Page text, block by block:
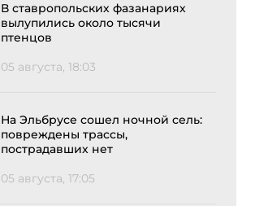
В ставропольских фазанариях
вылупились около тысячи
птенцов
05 августа, 18:03
На Эльбрусе сошел ночной сель:
повреждены трассы,
пострадавших нет
05 августа, 17:05